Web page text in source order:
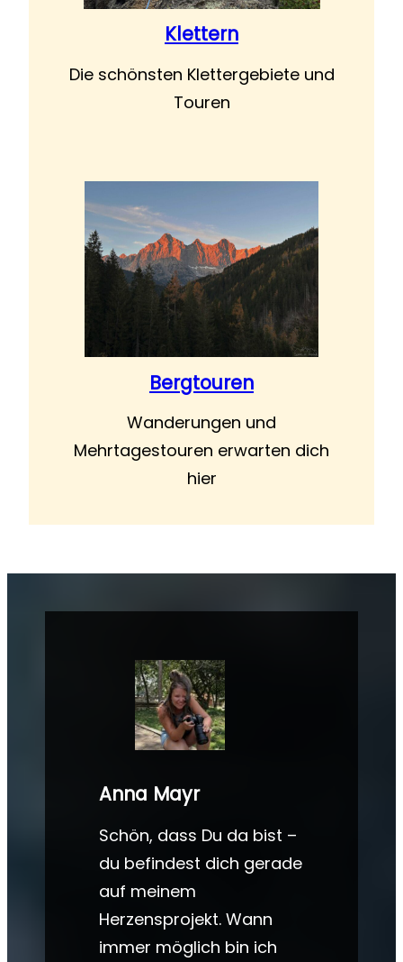
Klettern
Die schönsten Klettergebiete und
Touren
Bergtouren
Wanderungen und
Mehrtagestouren erwarten dich
hier
Anna Mayr
Schön, dass Du da bist –
du befindest dich gerade
auf meinem
Herzensprojekt. Wann
immer möglich bin ich